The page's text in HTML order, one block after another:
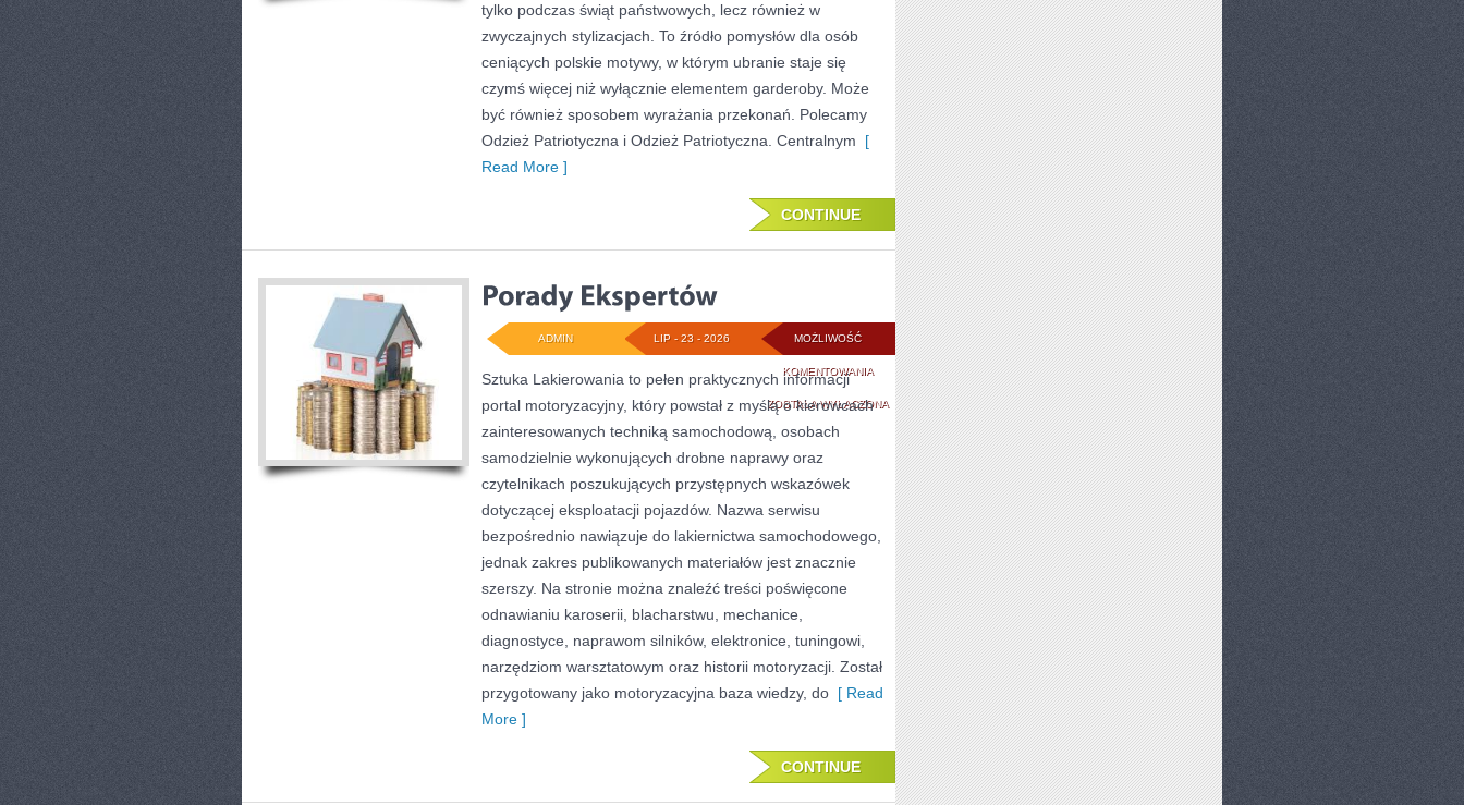
tylko podczas świąt państwowych, lecz również w
zwyczajnych stylizacjach. To źródło pomysłów dla osób
ceniących polskie motywy, w którym ubranie staje się
czymś więcej niż wyłącznie elementem garderoby. Może
być również sposobem wyrażania przekonań. Polecamy
Odzież Patriotyczna i Odzież Patriotyczna. Centralnym [
Read More ]
CONTINUE
MOŻLIWOŚĆ
KOMENTOWANIAPORADY
EKSPERTÓW
ZOSTAŁA WYŁĄCZONA
LIP - 23 - 2026
ADMIN
Sztuka Lakierowania to pełen praktycznych informacji
portal motoryzacyjny, który powstał z myślą o kierowcach
zainteresowanych techniką samochodową, osobach
samodzielnie wykonujących drobne naprawy oraz
czytelnikach poszukujących przystępnych wskazówek
dotyczącej eksploatacji pojazdów. Nazwa serwisu
bezpośrednio nawiązuje do lakiernictwa samochodowego,
jednak zakres publikowanych materiałów jest znacznie
szerszy. Na stronie można znaleźć treści poświęcone
odnawianiu karoserii, blacharstwu, mechanice,
diagnostyce, naprawom silników, elektronice, tuningowi,
narzędziom warsztatowym oraz historii motoryzacji. Został
przygotowany jako motoryzacyjna baza wiedzy, do [ Read
More ]
CONTINUE